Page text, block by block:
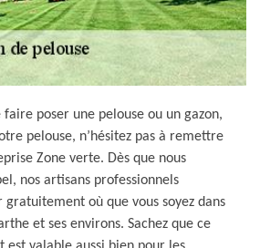
faire poser une pelouse ou un gazon,
pelouse, n’hésitez pas à remettre
Zone verte. Dès que nous
nos artisans professionnels
gratuitement où que vous soyez dans
et ses environs. Sachez que ce